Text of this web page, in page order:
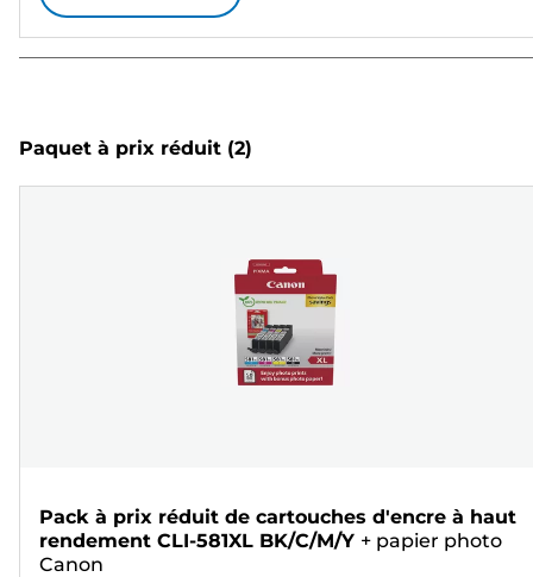
Paquet à prix réduit (2)
Pack à prix réduit de cartouches d'encre à haut
rendement CLI-581XL BK/C/M/Y + papier photo
Canon